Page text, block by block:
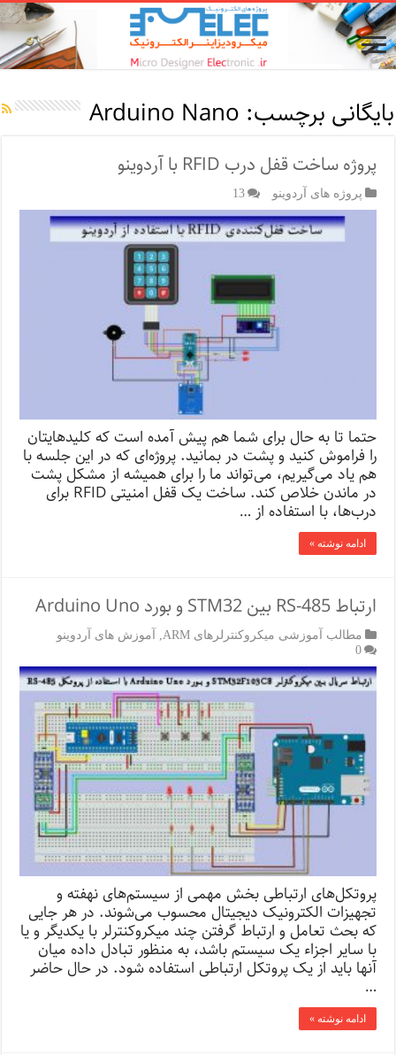
بایگانی برچسب: Arduino Nano
پروژه ساخت قفل‌ درب RFID با آردوینو
پروژه های آردوینو 13
حتما تا به حال برای شما هم پیش آمده است که کلید‌هایتان
را فراموش کنید و پشت در بمانید. پروژه‌ای که در این جلسه با
هم یاد می‌گیریم، می‌تواند ما را برای همیشه از مشکل پشت
در ماندن خلاص کند. ساخت یک قفل امنیتی RFID برای
درب‌ها، با استفاده از …
ادامه نوشته »
ارتباط RS-485 بین STM32 و بورد Arduino Uno
مطالب آموزشی میکروکنترلرهای ARM
آموزش های آردوینو
0
پروتکل‌های ارتباطی بخش مهمی از سیستم‌های نهفته و
تجهیزات الکترونیک دیجیتال محسوب می‌شوند. در هر جایی
که بحث تعامل و ارتباط گرفتن چند میکروکنترلر با یکدیگر و یا
با سایر اجزاء یک سیستم باشد، به منظور تبادل داده میان
آنها باید از یک پروتکل ارتباطی استفاده شود. در حال حاضر
…
ادامه نوشته »